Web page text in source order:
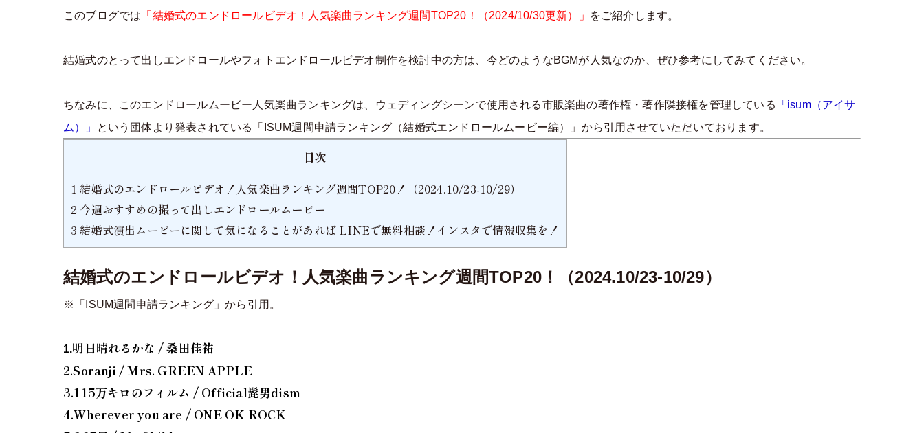
このブログでは 「結婚式のエンドロールビデオ！人気楽曲ランキング週間TOP20！（2024/10/30更新）」 をご紹介します。
結婚式のとって出しエンドロールやフォトエンドロールビデオ制作を検討中の方は、今どのようなBGMが人気なのか、ぜひ参考にしてみてください。
ちなみに、このエンドロールムービー人気楽曲ランキングは、ウェディングシーンで使用される市販楽曲の著作権・著作隣接権を管理している
「isum（アイサ
ム）」
という団体より発表されている「ISUM週間申請ランキング（結婚式エンドロールムービー編）」から引用させていただいております。
目次
1 結婚式のエンドロールビデオ！人気楽曲ランキング週間TOP20！（2024.10/23-10/29）
2 今週おすすめの撮って出しエンドロールムービー
3 結婚式演出ムービーに関して気になることがあれば LINEで無料相談！インスタで情報収集を！
結婚式のエンドロールビデオ！人気楽曲ランキング週間TOP20！（2024.10/23-10/29）
※「ISUM週間申請ランキング」から引用。
1.明日晴れるかな / 桑田佳祐
2.Soranji / Mrs. GREEN APPLE
3.115万キロのフィルム / Official髭男dism
4.Wherever you are / ONE OK ROCK